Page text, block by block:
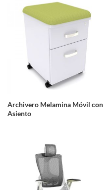
Archivero Melamina Móvil con
Asiento